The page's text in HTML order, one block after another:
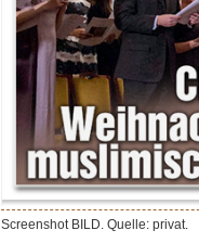
Screenshot BILD. Quelle: privat.